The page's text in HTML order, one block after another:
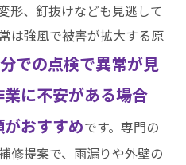
形、釘抜けなども見逃して
は強風で被害が拡大する原
での点検で異常が見
に不安がある場合
おすすめです。専門の
修提案で、雨漏りや外壁の